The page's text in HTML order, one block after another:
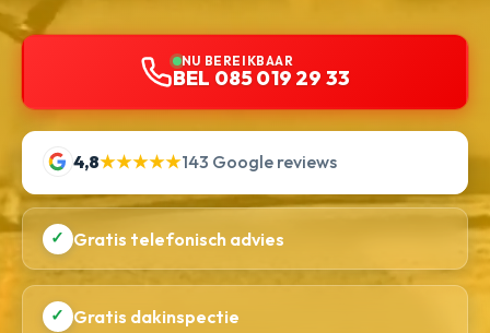
NU BEREIKBAAR
BEL 085 019 29 33
4,8★★★★★143 Google reviews
✓ Gratis telefonisch advies
✓ Gratis dakinspectie